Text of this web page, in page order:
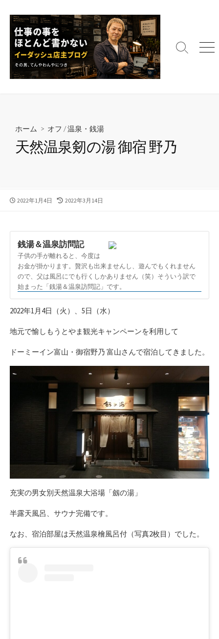
キ
検
メ
ホーム > オフ /温泉・銭湯
天然温泉剱の湯 御宿 野乃
公
2022年1月4日
最
2022年3月14日
銭湯＆温泉訪問記
子供の手が離れると、今度は
お金が掛かります。贅沢も出来ませんし、遊んでもくれません
ので、父は風呂にでも行くしかありません（笑）そういう訳で
始まった「銭湯＆温泉訪問記」です。
2022年1月4日（火）、5日（水）
地元で愉しもうとやま観光キャンペーンを利用して
ドーミーイン富山・御宿野乃 富山さんで宿泊してきました。
充実の男女別天然温泉大浴場「劔の湯」
半露天風呂、サウナ完備です。
なお、宿泊部屋は天然温泉檜風呂付（写真2枚目）でした。